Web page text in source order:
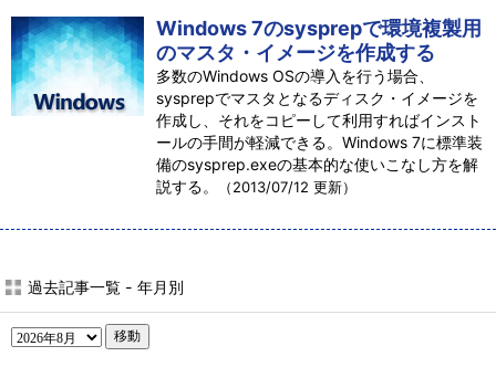
Windows 7のsysprepで環境複製用
のマスタ・イメージを作成する
多数のWindows OSの導入を行う場合、
sysprepでマスタとなるディスク・イメージを
作成し、それをコピーして利用すればインスト
ールの手間が軽減できる。Windows 7に標準装
備のsysprep.exeの基本的な使いこなし方を解
説する。
（2013/07/12 更新）
過去記事一覧 - 年月別
移動